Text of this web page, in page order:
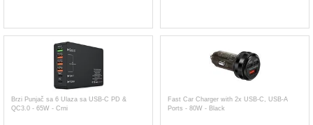
Brzi Punjač sa 6 Ulaza sa USB-C PD &
QC3.0 - 65W - Crni
Fast Car Charger with 2x USB-C, USB-A
Ports - 80W - Black